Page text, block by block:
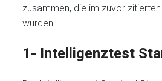
zusammen, die im zuvor
wurden.
1- Intelligenztest